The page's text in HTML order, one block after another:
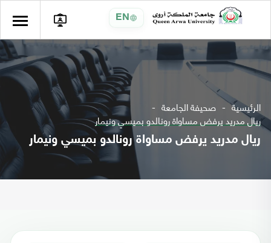
EN
الرئيسية صحيفة الجامعة
ريال مدريد يرفض مساواة رونالدو بميسي ونيمار
ريال مدريد يرفض مساواة رونالدو بميسي ونيمار